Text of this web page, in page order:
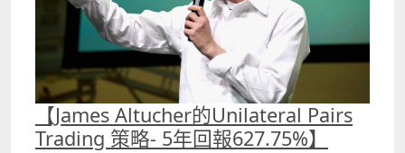
【James Altucher的Unilateral Pairs
Trading 策略- 5年回報627.75%】